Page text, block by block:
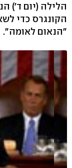
הלילה (יום ד')
הקונגרס כדי
"הנאום לאומה".